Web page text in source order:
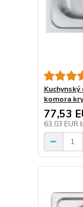
komora
77,53
63,03 EUR